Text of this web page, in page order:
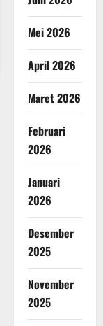
Mei 2026
April 2026
Maret 2026
Februari
2026
Januari
2026
Desember
2025
November
2025